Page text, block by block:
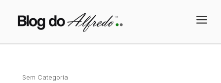
a
Sem Categoria